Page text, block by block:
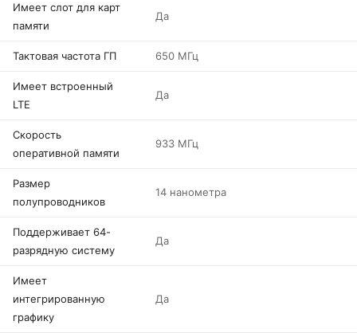
Имеет слот для карт
памяти
Да
Тактовая частота ГП 650 МГц
Имеет встроенный
LTE
Да
Скорость
оперативной памяти
933 МГц
Размер
полупроводников
14 нанометра
Поддерживает 64-
разрядную систему
Да
Имеет
интегрированную
графику
Да